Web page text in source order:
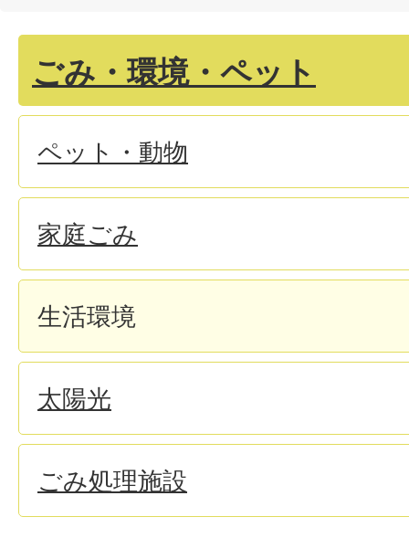
ごみ・環境・ペット
ペット・動物
家庭ごみ
生活環境
太陽光
ごみ処理施設